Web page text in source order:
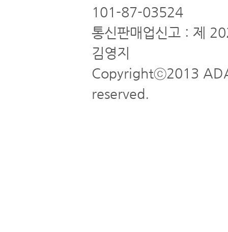
101-87-03524
통신판매업신고 : 제
김영지
Copyrightⓒ2013
reserved.